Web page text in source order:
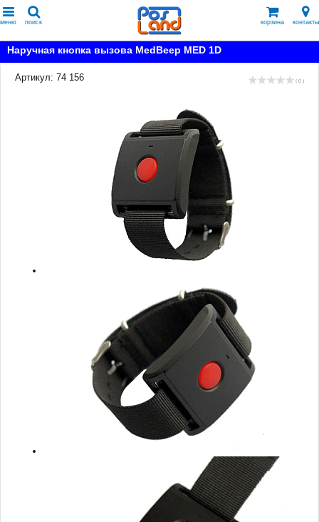
меню поиск корзина контакты
Наручная кнопка вызова MedBeep MED 1D
Артикул: 74 156 ( 0 )